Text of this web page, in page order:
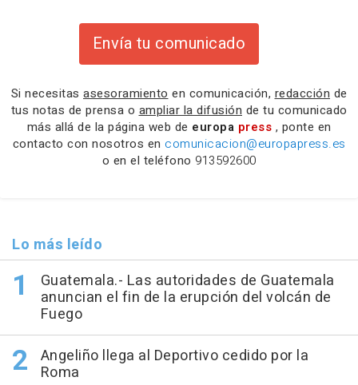
Envía tu comunicado
Si necesitas asesoramiento en comunicación, redacción de
tus notas de prensa o ampliar la difusión de tu comunicado
más allá de la página web de europa press , ponte en
contacto con nosotros en comunicacion@europapress.es
o en el teléfono 913592600
Lo más leído
Guatemala.- Las autoridades de Guatemala
anuncian el fin de la erupción del volcán de
Fuego
Angeliño llega al Deportivo cedido por la
Roma